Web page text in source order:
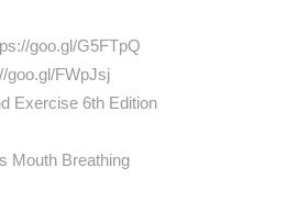
goo.gl/G5FTpQ
goo.gl/FWpJsj
Exercise 6th Edition
Mouth Breathing